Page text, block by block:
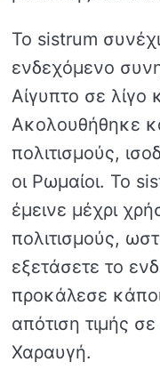
Το sistrum
ενδεχόμενο
Αίγυπτο σε λίγο
Ακολουθήθηκε
πολιτισμούς,
οι Ρωμαίοι. Το
έμεινε μέχρι
πολιτισμούς,
εξετάσετε το
προκάλεσε
απότιση τιμής
Χαραυγή.